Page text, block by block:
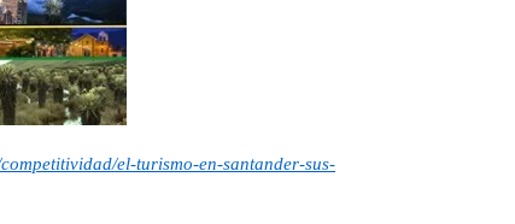
el-turismo-en-santander-sus-